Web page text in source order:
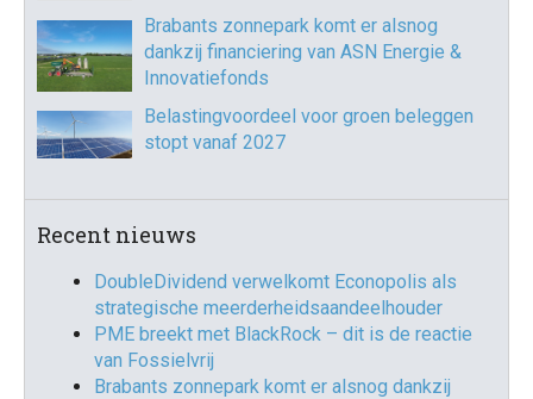
Brabants zonnepark komt er alsnog
dankzij financiering van ASN Energie &
Innovatiefonds
Belastingvoordeel voor groen beleggen
stopt vanaf 2027
Recent nieuws
DoubleDividend verwelkomt Econopolis als
strategische meerderheidsaandeelhouder
PME breekt met BlackRock – dit is de reactie
van Fossielvrij
Brabants zonnepark komt er alsnog dankzij